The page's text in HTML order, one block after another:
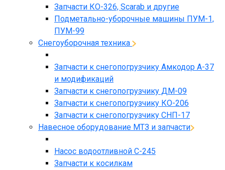
Запчасти КО-326, Scarab и другие
Подметально-уборочные машины ПУМ-1,
ПУМ-99
Снегоуборочная техника
Запчасти к снегопогрузчику Амкодор А-37
и модификаций
Запчасти к снегопогрузчику ДМ-09
Запчасти к снегопогрузчику КО-206
Запчасти к снегопогрузчику СНП-17
Навесное оборудование МТЗ и запчасти
Насос водоотливной С-245
Запчасти к косилкам